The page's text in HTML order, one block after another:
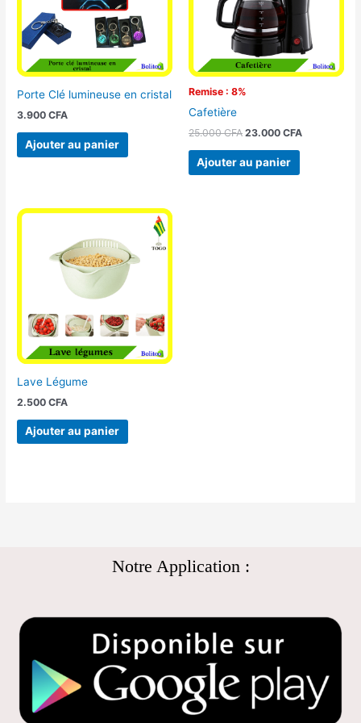
Porte Clé lumineuse en cristal
3.900CFA
Ajouter au panier
Remise : 8%
Cafetière
25.000CFA 23.000 CFA
Ajouter au panier
Lave Légume
2.500CFA
Ajouter au panier
Notre Application :